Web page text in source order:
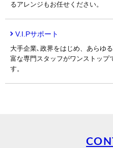
るアレンジもお任せください。
V.I.Pサポート
大手企業､政界をはじめ、あらゆ
富な専門スタッフがワンストップ
す。